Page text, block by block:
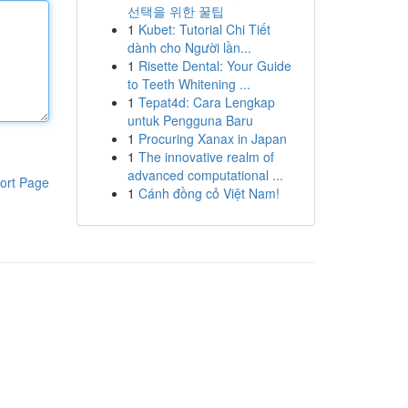
Page
선택을 위한 꿀팁
1 Kubet: Tutorial Chi Tiết
dành cho Người lần...
1 Risette Dental: Your Guide
to Teeth Whitening ...
1 Tepat4d: Cara Lengkap
untuk Pengguna Baru
1 Procuring Xanax in Japan
1 The innovative realm of
advanced computational ...
1 Cánh đồng cỏ Việt Nam!